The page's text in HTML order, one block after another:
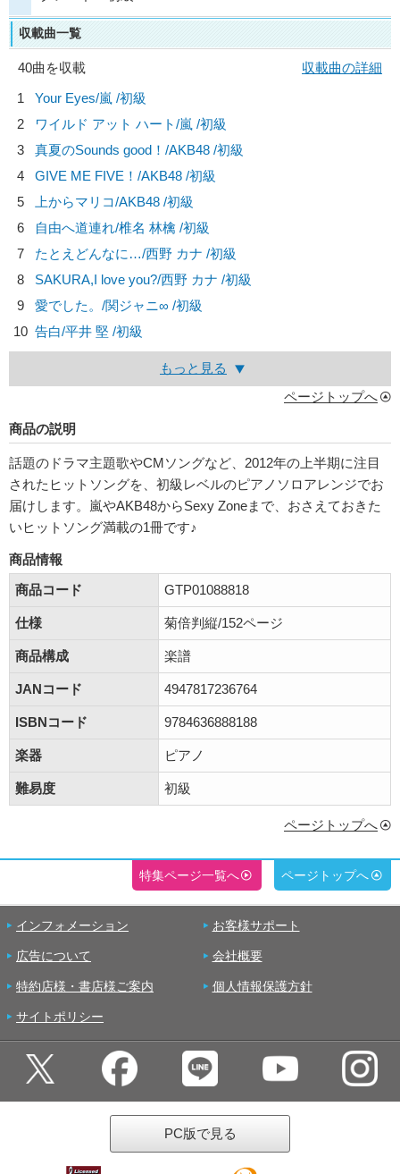
収載曲一覧
40曲を収載
収載曲の詳細
1
Your Eyes/嵐 /初級
2
ワイルド アット ハート/嵐 /初級
3
真夏のSounds good！/AKB48 /初級
4
GIVE ME FIVE！/AKB48 /初級
5
上からマリコ/AKB48 /初級
6
自由へ道連れ/椎名 林檎 /初級
7
たとえどんなに…/西野 カナ /初級
8
SAKURA,I love you?/西野 カナ /初級
9
愛でした。/関ジャニ∞ /初級
10 告白/平井 堅 /初級
もっと見る
ページトップへ
商品の説明
話題のドラマ主題歌やCMソングなど、2012年の上半期に注目
されたヒットソングを、初級レベルのピアノソロアレンジでお
届けします。嵐やAKB48からSexy Zoneまで、おさえておきた
いヒットソング満載の1冊です♪
商品情報
商品コード
GTP01088818
仕様 菊倍判縦/152ページ
商品構成 楽譜
JANコード 4947817236764
ISBNコード 9784636888188
楽器 ピアノ
難易度 初級
ページトップへ
特集ページ一覧へ ページトップへ
インフォメーション お客様サポート
広告について 会社概要
特約店様・書店様ご案内 個人情報保護方針
サイトポリシー
PC版で見る